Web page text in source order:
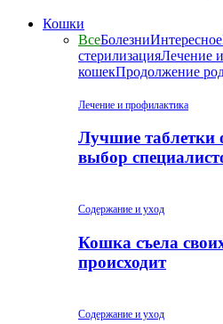
Кошки
ВсеБолезниИнтересное
стерилизацияЛечение
кошекПродолжение
Лечение и профилактика
Лучшие таблетки
выбор
Содержание и уход
Кошка съела
происходит
Содержание и уход